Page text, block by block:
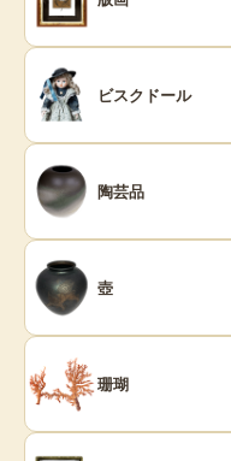
ビスクドール
陶芸品
壺
珊瑚